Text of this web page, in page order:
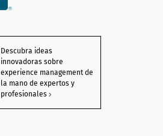
Descubra ideas
innovadoras sobre
experience management de
la mano de expertos y
profesionales